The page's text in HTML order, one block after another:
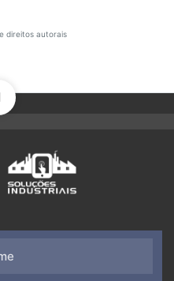
direitos autorais